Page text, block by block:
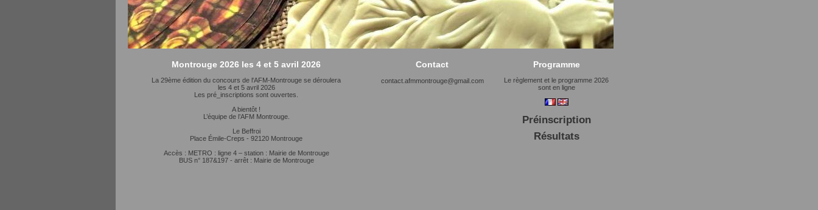
Montrouge 2026 les 4 et 5 avril 2026
La 29ème édition du concours de l'AFM-Montrouge se déroulera
les 4 et 5 avril 2026
Les pré_inscriptions sont ouvertes.
A bientôt !
L’équipe de l’AFM Montrouge.
Le Beffroi
Place Émile-Creps - 92120 Montrouge
Accès : METRO : ligne 4 – station : Mairie de Montrouge
BUS n° 187&197 - arrêt : Mairie de Montrouge
Contact
contact.afmmontrouge@gmail.com
Programme
Le règlement et le programme 2026
sont en ligne
Préinscription
Résultats